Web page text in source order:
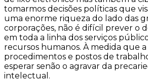
tomarmos decisões políticas que
uma enorme riqueza do lado das
corporações, não é difícil prever o
em toda a linha dos serviços
recursos humanos. À medida que
procedimentos e postos de
esperar senão o agravar da
intelectual.